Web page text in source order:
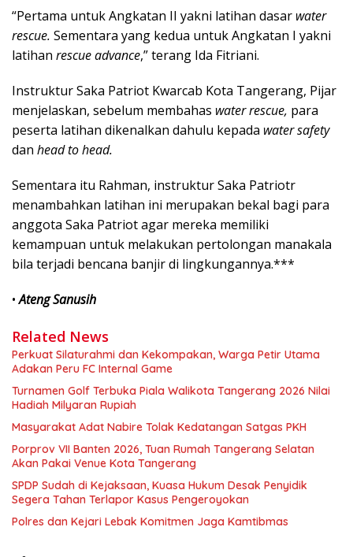
“Pertama untuk Angkatan II yakni latihan dasar water
rescue. Sementara yang kedua untuk Angkatan I yakni
latihan rescue advance,” terang Ida Fitriani.
Instruktur Saka Patriot Kwarcab Kota Tangerang, Pijar
menjelaskan, sebelum membahas water rescue, para
peserta latihan dikenalkan dahulu kepada water safety
dan head to head.
Sementara itu Rahman, instruktur Saka Patriotr
menambahkan latihan ini merupakan bekal bagi para
anggota Saka Patriot agar mereka memiliki
kemampuan untuk melakukan pertolongan manakala
bila terjadi bencana banjir di lingkungannya.***
•Ateng Sanusih
Related News
Perkuat Silaturahmi dan Kekompakan, Warga Petir Utama
Adakan Peru FC Internal Game
Turnamen Golf Terbuka Piala Walikota Tangerang 2026 Nilai
Hadiah Milyaran Rupiah
Masyarakat Adat Nabire Tolak Kedatangan Satgas PKH
Porprov VII Banten 2026, Tuan Rumah Tangerang Selatan
Akan Pakai Venue Kota Tangerang
SPDP Sudah di Kejaksaan, Kuasa Hukum Desak Penyidik
Segera Tahan Terlapor Kasus Pengeroyokan
Polres dan Kejari Lebak Komitmen Jaga Kamtibmas